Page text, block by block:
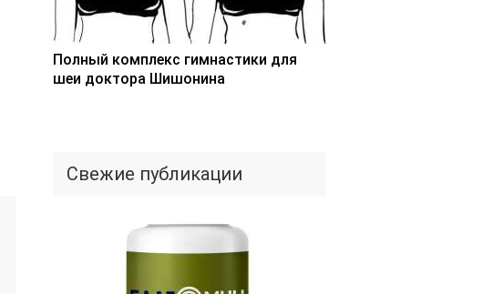
Полный комплекс гимнастики для
шеи доктора Шишонина
Свежие публикации